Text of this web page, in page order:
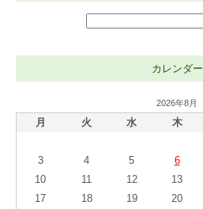
カレンダー
2026年8月
月 火 水 木
3
4 5 6
10
11 12 13
17
18 19 20